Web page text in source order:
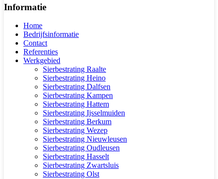
Informatie
Home
Bedrijfsinformatie
Contact
Referenties
Werkgebied
Sierbestrating Raalte
Sierbestrating Heino
Sierbestrating Dalfsen
Sierbestrating Kampen
Sierbestrating Hattem
Sierbestrating Ijsselmuiden
Sierbestrating Berkum
Sierbestrating Wezep
Sierbestrating Nieuwleusen
Sierbestrating Oudleusen
Sierbestrating Hasselt
Sierbestrating Zwartsluis
Sierbestrating Olst